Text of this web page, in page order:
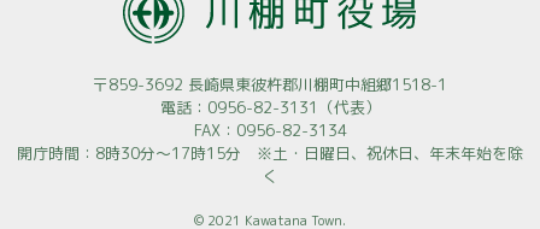
〒859-3692 長崎県東彼杵郡川棚町中組郷1518-1
電話：0956-82-3131（代表）
FAX：0956-82-3134
開庁時間：8時30分～17時15分 ※土・日曜日、祝休日、年末年始を除
く
© 2021 Kawatana Town.